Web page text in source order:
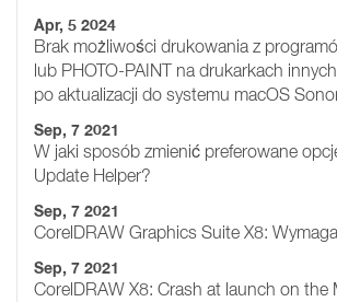
Apr, 5 2024
Brak możliwości drukowania z
lub PHOTO-PAINT na drukarkach
po aktualizacji do systemu macOS
Sep, 7 2021
W jaki sposób zmienić preferowane
Update Helper?
Sep, 7 2021
CorelDRAW Graphics Suite X8:
Sep, 7 2021
CorelDRAW X8: Crash at launch on the